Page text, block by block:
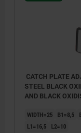
CATCH PLATE
STEEL BLACK
AND BLACK
WIDTH=25 B1=8,5
L1=16,5
L2=10